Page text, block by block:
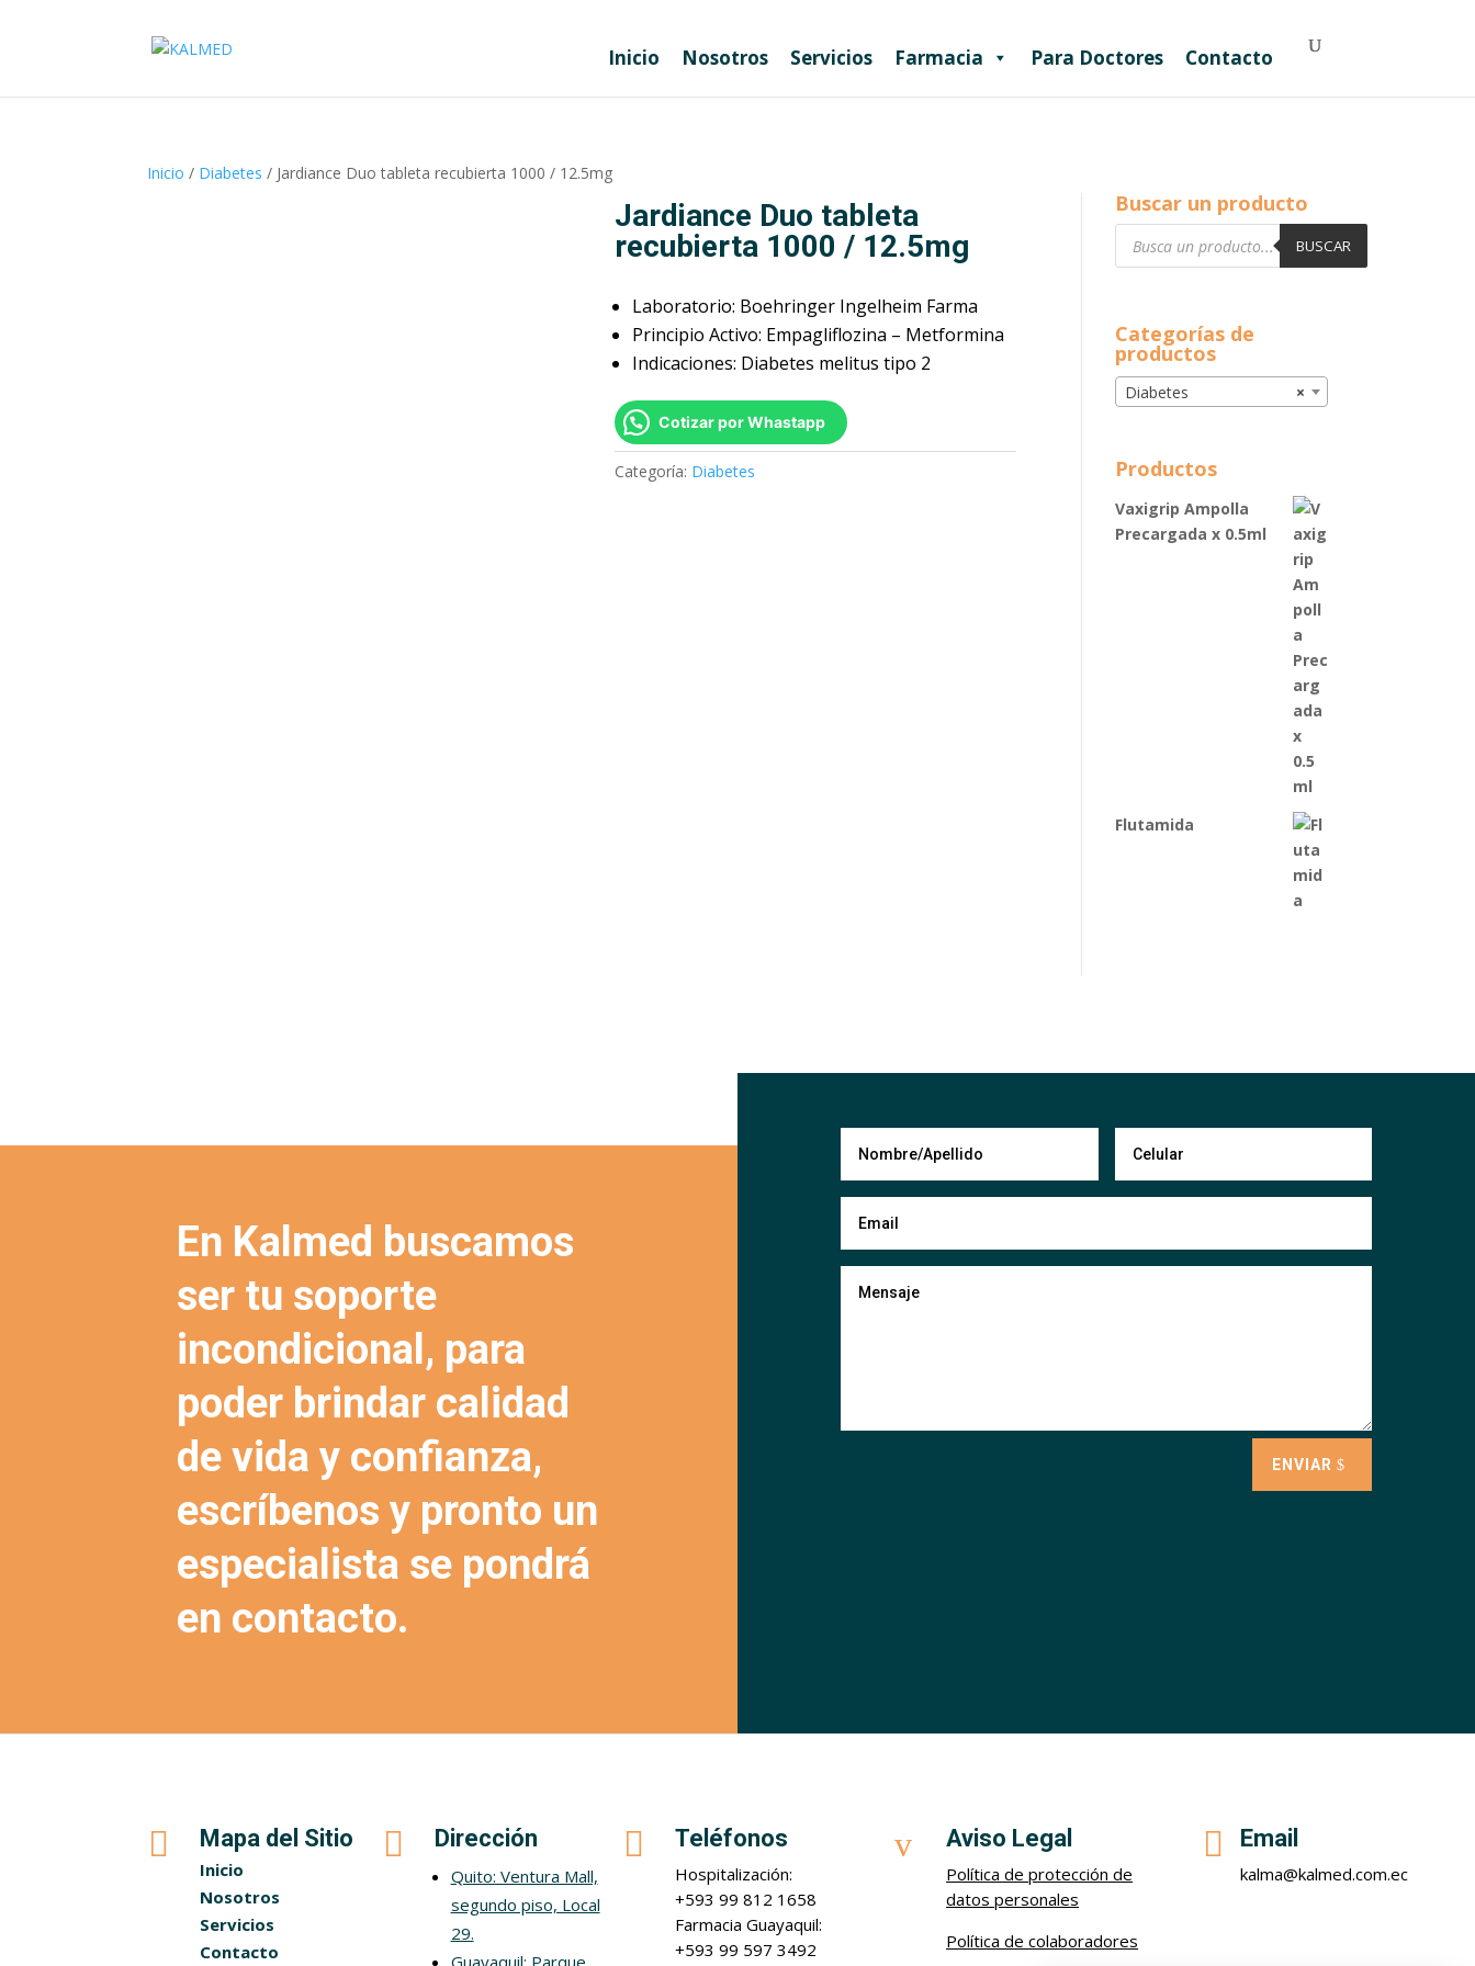
Inicio Nosotros Servicios Farmacia Para Doctores Contacto
Inicio / Diabetes / Jardiance Duo tableta recubierta 1000 / 12.5mg
Jardiance Duo tableta
recubierta 1000 / 12.5mg
Laboratorio: Boehringer Ingelheim Farma
Principio Activo: Empagliflozina – Metformina
Indicaciones: Diabetes melitus tipo 2
Cotizar por Whastapp
Categoría: Diabetes
Buscar un producto
Búsqueda
BUSCAR
Categorías de
productos
×
Diabetes
Productos
Vaxigrip Ampolla
Precargada x 0.5ml
Flutamida
En Kalmed buscamos
ser tu soporte
incondicional, para
poder brindar calidad
de vida y confianza,
escríbenos y pronto un
especialista se pondrá
en contacto.
ENVIAR
 Mapa del Sitio
Inicio
Nosotros
Servicios
Contacto
 Dirección
Quito: Ventura Mall,
segundo piso, Local
29.
Guayaquil: Parque
 Teléfonos
Hospitalización:
+593 99 812 1658
Farmacia Guayaquil:
+593 99 597 3492
v Aviso Legal
Política de protección de
datos personales
Política de colaboradores
 Email
kalma@kalmed.com.ec